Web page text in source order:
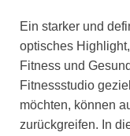
Ein starker und
optisches
Fitness und
Fitnessstudio
möchten, können
zurückgreifen. In